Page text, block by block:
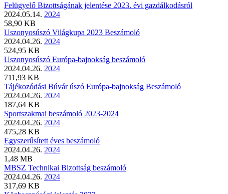
Felügyelő Bizottságának jelentése 2023. évi gazdálkodásról
2024.05.14. 2024
58,90 KB
Uszonyosúszó Világkupa 2023 Beszámoló
2024.04.26. 2024
524,95 KB
Uszonyosúszó Európa-bajnokság beszámoló
2024.04.26. 2024
711,93 KB
Tájékozódási Búvár úszó Európa-bajnokság Beszámoló
2024.04.26. 2024
187,64 KB
Sportszakmai beszámoló 2023-2024
2024.04.26. 2024
475,28 KB
Egyszerűsített éves beszámoló
2024.04.26. 2024
1,48 MB
MBSZ Technikai Bizottság beszámoló
2024.04.26. 2024
317,69 KB